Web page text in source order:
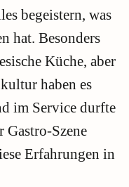
begeistern, was
hat. Besonders
Küche, aber
haben es
im Service durfte
Gastro-Szene
Erfahrungen in